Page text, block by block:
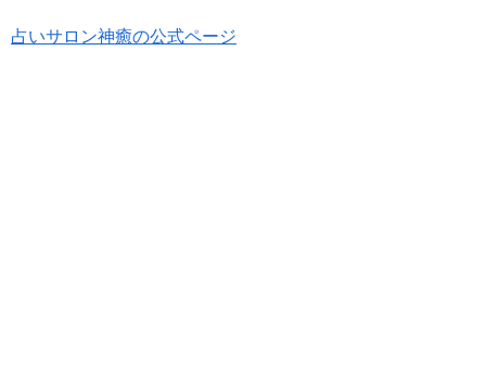
占いサロン神癒の公式ページ